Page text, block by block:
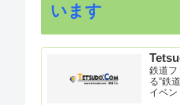
います
鉄道フ
る”鉄
イベ